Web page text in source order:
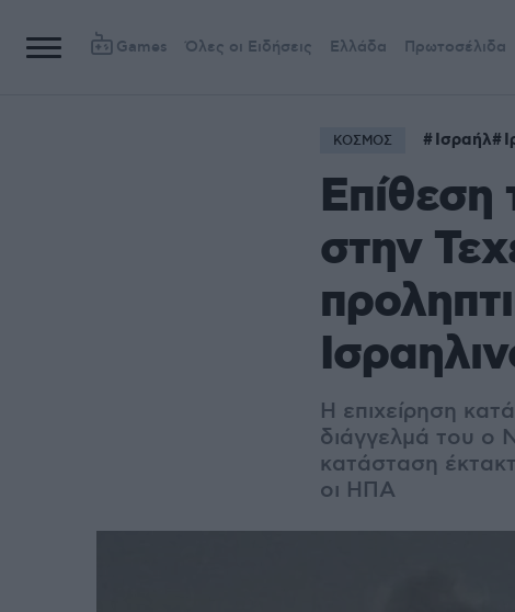
Games Όλες οι Ειδήσεις Ελλάδα Πρωτοσέλιδα
ΚΟΣΜΟΣ Ισραήλ
Επίθεση
στην
Η επιχείρηση
διάγγελμά του ο
κατάσταση
οι ΗΠΑ